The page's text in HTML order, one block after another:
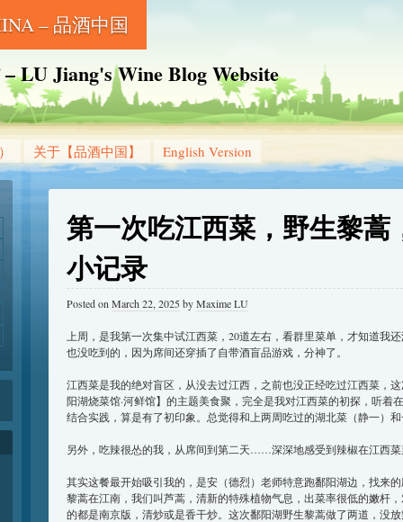
– 品酒中国
LU Jiang's Wine Blog Website
关于【品酒中国】 English Version
第一次吃江西菜，野生黎蒿
小记录
Posted on March 22, 2025byMaxime LU
上周，是我第一次集中试江西菜，20道左右，看群里菜单，才知道我
也没吃到的，因为席间还穿插了自带酒盲品游戏，分神了。
江西菜是我的绝对盲区，从没去过江西，之前也没正经吃过江西菜，
阳湖烧菜馆·河鲜馆】的主题美食聚，完全是我对江西菜的初探，听着
结合实践，算是有了初印象。总觉得和上两周吃过的湖北菜（静一）
另外，吃辣很怂的我，从席间到第二天……深深地感受到辣椒在江西
其实这餐最开始吸引我的，是安（德烈）老师特意跑鄱阳湖边，找来
黎蒿在江南，我们叫芦蒿，清新的特殊植物气息，出菜率很低的嫩杆
的都是南京版，清炒或是香干炒。这次鄱阳湖野生黎蒿做了两道，没